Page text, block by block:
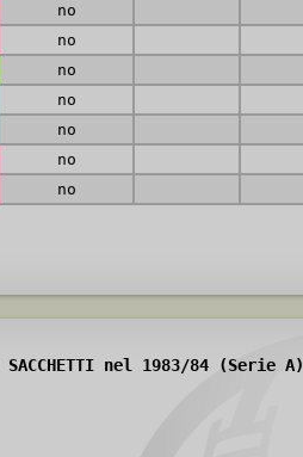
no
no
no
no
no
no
no
SACCHETTI nel 1983/84 (Serie A)